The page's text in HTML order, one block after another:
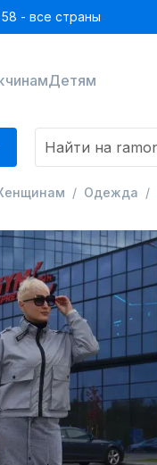
- все страны
Детям
Одежда